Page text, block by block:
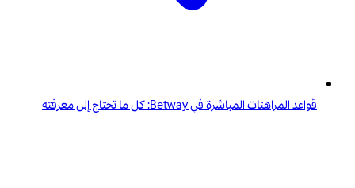
قواعد المراهنات المباشرة في Betway: كل ما تحتاج إلى معرفته